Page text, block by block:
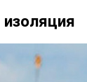
изоляция